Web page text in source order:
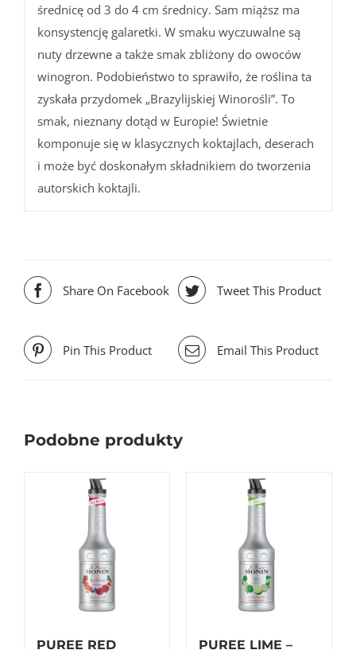
średnicę od 3 do 4 cm średnicy. Sam miąższ ma
konsystencję galaretki. W smaku wyczuwalne są
nuty drzewne a także smak zbliżony do owoców
winogron. Podobieństwo to sprawiło, że roślina ta
zyskała przydomek „Brazylijskiej Winorośli”. To
smak, nieznany dotąd w Europie! Świetnie
komponuje się w klasycznych koktajlach, deserach
i może być doskonałym składnikiem do tworzenia
autorskich koktajli.
Share On Facebook Tweet This Product
Pin This Product Email This Product
Podobne produkty
PUREE RED PUREE LIME –